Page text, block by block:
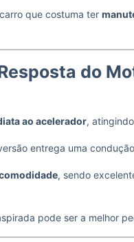
que costuma ter
do
ao acelerador, atingindo
entrega uma
, sendo
pode ser a melhor